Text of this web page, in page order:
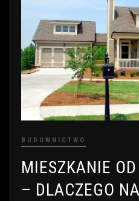
BUDOWNICTWO
MIESZKANIE
– DLACZEGO